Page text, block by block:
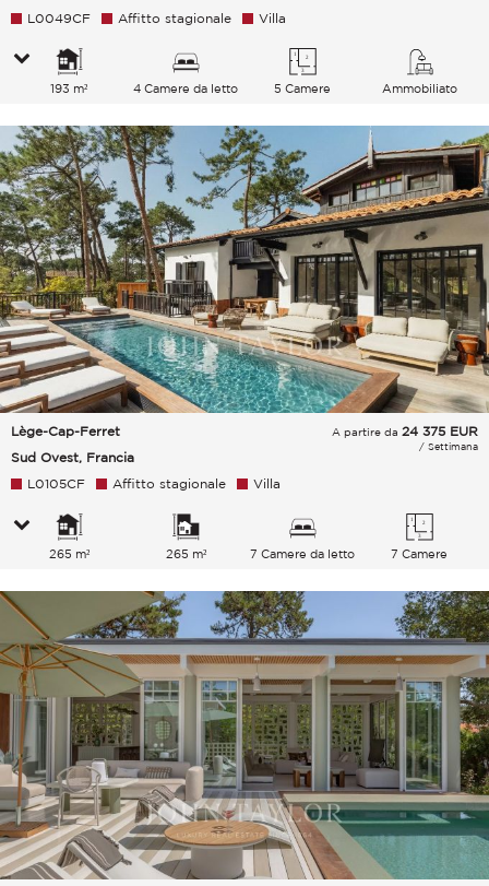
L0049CF Affitto stagionale Villa
193 m² 4 Camere da letto 5 Camere Ammobiliato
Lège-Cap-Ferret
Sud Ovest, Francia
A partire da 24 375 EUR
/ Settimana
L0105CF Affitto stagionale Villa
265 m² 265 m² 7 Camere da letto 7 Camere